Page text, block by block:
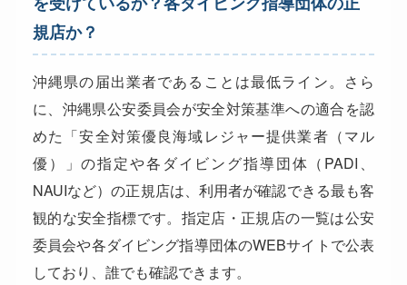
規店か？
沖縄県の届出業者であることは最低ライン。さら
に、沖縄県公安委員会が安全対策基準への適合を認
めた「安全対策優良海域レジャー提供業者（マル
優）」の指定や各ダイビング指導団体（PADI、
NAUIなど）の正規店は、利用者が確認できる最も客
観的な安全指標です。指定店・正規店の一覧は公安
委員会や各ダイビング指導団体のWEBサイトで公表
しており、誰でも確認できます。